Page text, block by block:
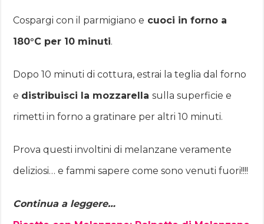
Cospargi con il parmigiano e cuoci in forno a
180°C per 10 minuti.
Dopo 10 minuti di cottura, estrai la teglia dal forno
e distribuisci la mozzarellasulla superficie e
rimetti in forno a gratinare per altri 10 minuti.
Prova questi involtini di melanzane veramente
deliziosi… e fammi sapere come sono venuti fuori!!!!
Continua a leggere…